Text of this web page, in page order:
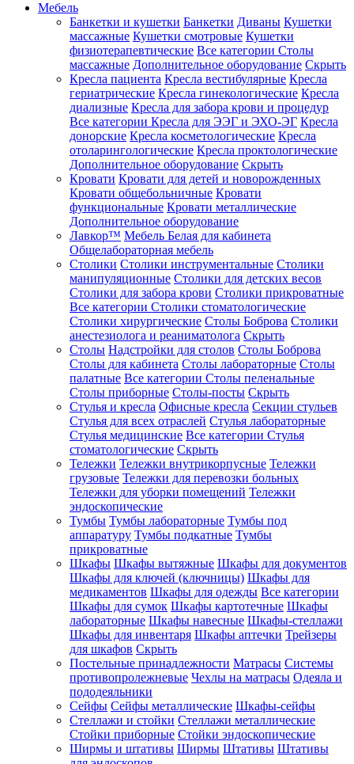
Мебель
Банкетки и кушетки Банкетки Диваны Кушетки
массажные Кушетки смотровые Кушетки
физиотерапевтические Все категории Столы
массажные Дополнительное оборудование Скрыть
Кресла пациента Кресла вестибулярные Кресла
гериатрические Кресла гинекологические Кресла
диализные Кресла для забора крови и процедур
Все категории Кресла для ЭЭГ и ЭХО-ЭГ Кресла
донорские Кресла косметологические Кресла
отоларингологические Кресла проктологические
Дополнительное оборудование Скрыть
Кровати Кровати для детей и новорожденных
Кровати общебольничные Кровати
функциональные Кровати металлические
Дополнительное оборудование
Лавкор™ Мебель Белая для кабинета
Общелабораторная мебель
Столики Столики инструментальные Столики
манипуляционные Столики для детских весов
Столики для забора крови Столики прикроватные
Все категории Столики стоматологические
Столики хирургические Столы Боброва Столики
анестезиолога и реаниматолога Скрыть
Столы Надстройки для столов Столы Боброва
Столы для кабинета Столы лабораторные Столы
палатные Все категории Столы пеленальные
Столы приборные Столы-посты Скрыть
Стулья и кресла Офисные кресла Секции стульев
Стулья для всех отраслей Стулья лабораторные
Стулья медицинские Все категории Стулья
стоматологические Скрыть
Тележки Тележки внутрикорпусные Тележки
грузовые Тележки для перевозки больных
Тележки для уборки помещений Тележки
эндоскопические
Тумбы Тумбы лабораторные Тумбы под
аппаратуру Тумбы подкатные Тумбы
прикроватные
Шкафы Шкафы вытяжные Шкафы для документов
Шкафы для ключей (ключницы) Шкафы для
медикаментов Шкафы для одежды Все категории
Шкафы для сумок Шкафы картотечные Шкафы
лабораторные Шкафы навесные Шкафы-стеллажи
Шкафы для инвентаря Шкафы аптечки Трейзеры
для шкафов Скрыть
Постельные принадлежности Матрасы Системы
противопролежневые Чехлы на матрасы Одеяла и
пододеяльники
Сейфы Сейфы металлические Шкафы-сейфы
Стеллажи и стойки Стеллажи металлические
Стойки приборные Стойки эндоскопические
Ширмы и штативы Ширмы Штативы Штативы